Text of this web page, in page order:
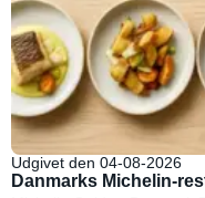
Udgivet den 04-08-2026
Danmarks Michelin-